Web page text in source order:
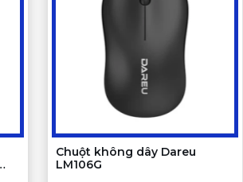
Chuột không dây Dareu
LM106G